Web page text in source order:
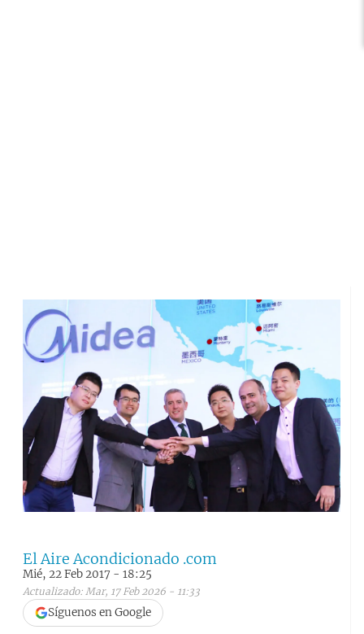
El Aire Acondicionado .com
Mié, 22 Feb 2017 - 18:25
Actualizado: Mar, 17 Feb 2026 - 11:33
Síguenos en Google